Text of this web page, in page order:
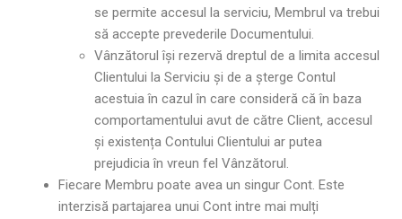
se permite accesul la serviciu, Membrul va trebui
să accepte prevederile Documentului.
Vânzătorul își rezervă dreptul de a limita accesul
Clientului la Serviciu și de a șterge Contul
acestuia în cazul în care consideră că în baza
comportamentului avut de către Client, accesul
și existența Contului Clientului ar putea
prejudicia în vreun fel Vânzătorul.
Fiecare Membru poate avea un singur Cont. Este
interzisă partajarea unui Cont intre mai mulți